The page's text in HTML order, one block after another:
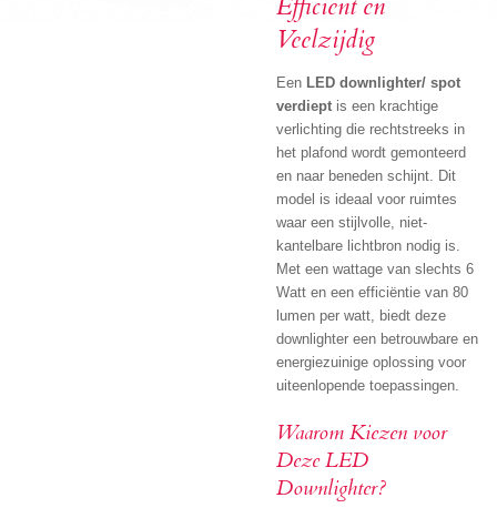
Efficiënt en
Veelzijdig
Een LED downlighter/ spot
verdiept is een krachtige
verlichting die rechtstreeks in
het plafond wordt gemonteerd
en naar beneden schijnt. Dit
model is ideaal voor ruimtes
waar een stijlvolle, niet-
kantelbare lichtbron nodig is.
Met een wattage van slechts 6
Watt en een efficiëntie van 80
lumen per watt, biedt deze
downlighter een betrouwbare en
energiezuinige oplossing voor
uiteenlopende toepassingen.
Waarom Kiezen voor
Deze LED
Downlighter?